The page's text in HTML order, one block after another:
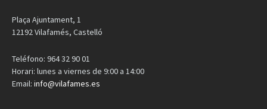
Plaça Ajuntament, 1
12192 Vilafamés, Castelló
Teléfono: 964 32 90 01
Horari: lunes a viernes de 9:00 a 14:00
Email: info@vilafames.es